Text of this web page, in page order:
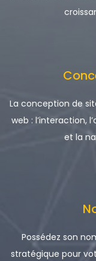
La conception de
web : l’interaction,
et la
Possédez son
stratégique pour